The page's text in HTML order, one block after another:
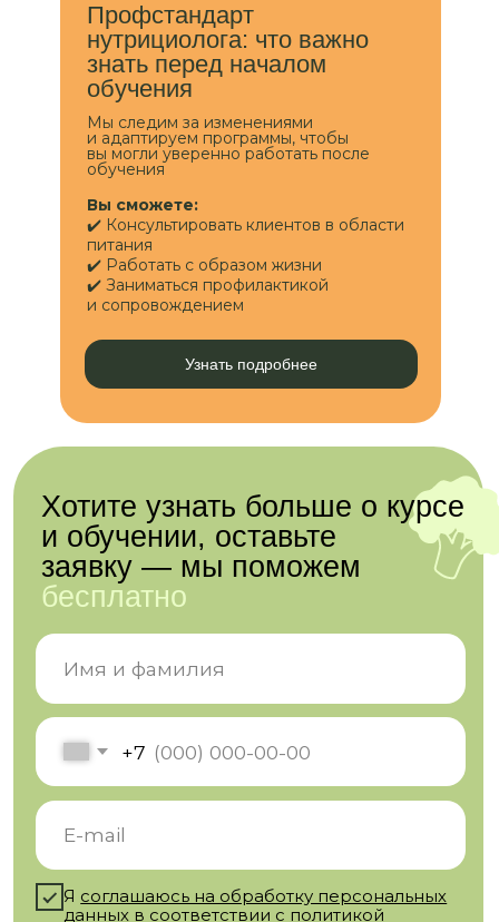
Вы сможете:
✔️ Консультировать клиентов в области
питания
✔️ Работать с образом жизни
✔️ Заниматься профилактикой
и сопровождением
Мы следим за изменениями
и адаптируем программы, чтобы
вы могли уверенно работать после
обучения
Профстандарт
нутрициолога: что важно
знать перед началом
обучения
Узнать подробнее